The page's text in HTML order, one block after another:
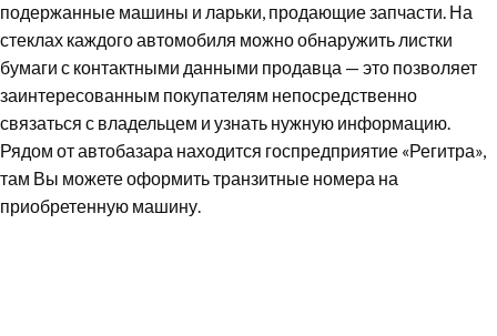
подержанные машины и ларьки, продающие запчасти. На
стеклах каждого автомобиля можно обнаружить листки
бумаги с контактными данными продавца — это позволяет
заинтересованным покупателям непосредственно
связаться с владельцем и узнать нужную информацию.
Рядом от автобазара находится госпредприятие «Регитра»,
там Вы можете оформить транзитные номера на
приобретенную машину.